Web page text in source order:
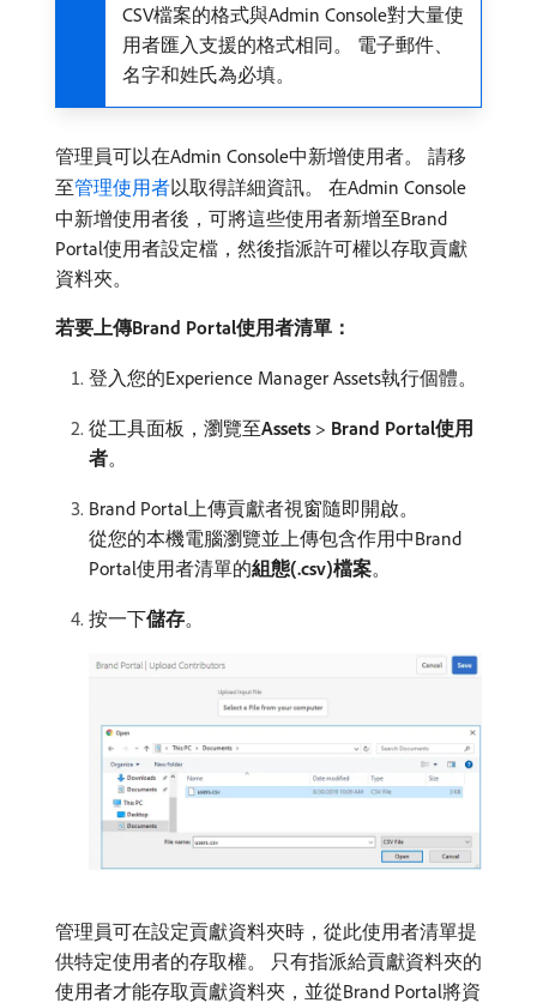
CSV檔案的格式與Admin Console對大量使
用者匯入支援的格式相同。 電子郵件、
名字和姓氏為必填。
管理員可以在Admin Console中新增使用者。 請移
至管理使用者以取得詳細資訊。 在Admin Console
中新增使用者後，可將這些使用者新增至Brand
Portal使用者設定檔，然後指派許可權以存取貢獻
資料夾。
若要上傳Brand Portal使用者清單：
登入您的Experience Manager Assets執行個體。
從工具面板，瀏覽至​Assets > Brand Portal使用
者。
Brand Portal上傳貢獻者視窗隨即開啟。
從您的本機電腦瀏覽並上傳包含作用中Brand
Portal使用者清單的​組態(.csv)檔案。
按一下​儲存。
管理員可在設定貢獻資料夾時，從此使用者清單提
供特定使用者的存取權。 只有指派給貢獻資料夾的
使用者才能存取貢獻資料夾，並從Brand Portal將資